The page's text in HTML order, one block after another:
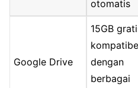
otomatis
Google Drive
15GB
dengan
berbagai